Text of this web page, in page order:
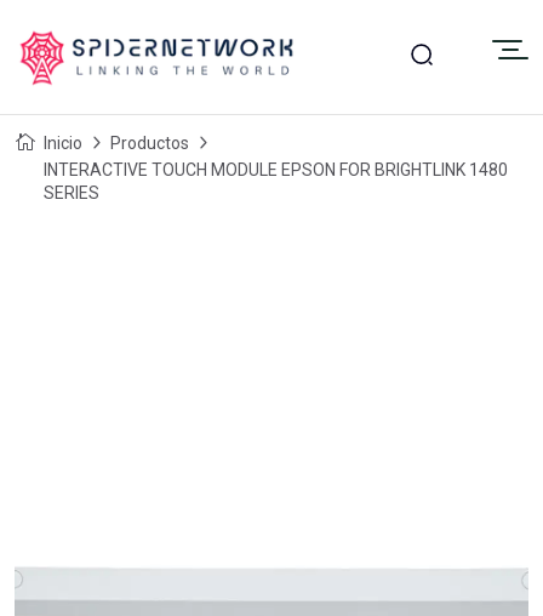
Inicio
Productos
INTERACTIVE TOUCH MODULE EPSON FOR BRIGHTLINK 1480
SERIES